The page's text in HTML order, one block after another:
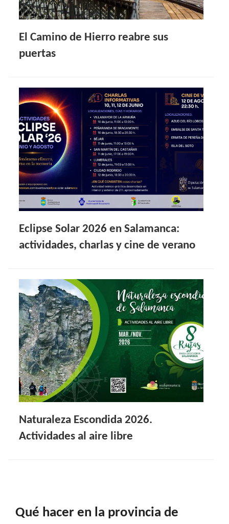
El Camino de Hierro reabre sus
puertas
Eclipse Solar 2026 en Salamanca:
actividades, charlas y cine de verano
Naturaleza Escondida 2026.
Actividades al aire libre
Qué hacer en la provincia de